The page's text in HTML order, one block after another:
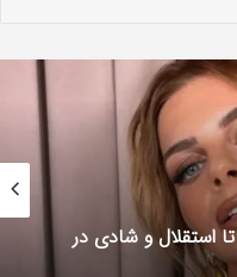
استقلال و شادی در